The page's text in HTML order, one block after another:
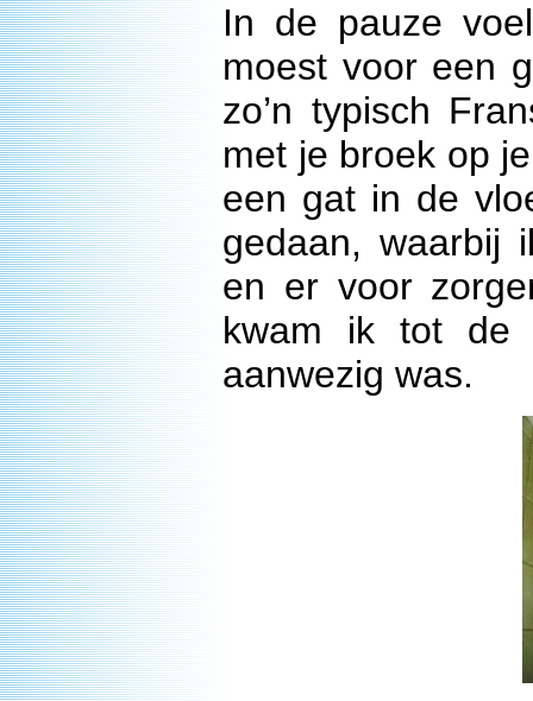
In de pauze
moest voor een
zo’n typisch
met je broek op
een gat in de
gedaan, waarbij
en er voor
kwam ik tot de
aanwezig was.